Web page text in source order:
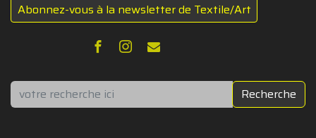
Abonnez-vous à la newsletter de Textile/Art
Rechercher Recherche